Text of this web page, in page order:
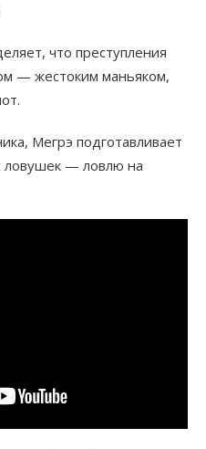
что преступления
— жестоким маньяком,
Мегрэ подготавливает
ловушек — ловлю на